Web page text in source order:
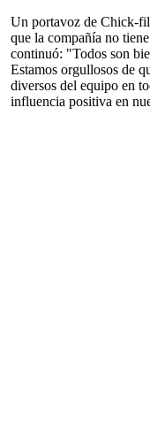
Un portavoz de Chick-
que la compañía no
continuó: "Todos son
Estamos orgullosos de
diversos del equipo en
influencia positiva en